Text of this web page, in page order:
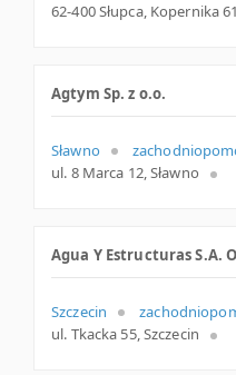
Agtym Sp. z o.o.
Sławno
ul. 8 Marca 12, Sławno
Agua Y Estructuras S.A.
Szczecin
ul. Tkacka 55, Szczecin